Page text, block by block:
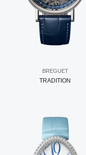
BREGUET
TRADITION